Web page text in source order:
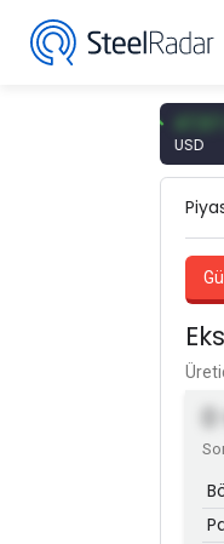
47,57 USD